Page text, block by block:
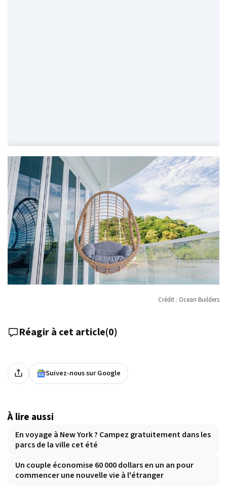
Crédit : Ocean Builders
Réagir à cet article(0)
Suivez-nous sur Google
À lire aussi
En voyage à New York ? Campez gratuitement dans les
parcs de la ville cet été
Un couple économise 60 000 dollars en un an pour
commencer une nouvelle vie à l'étranger